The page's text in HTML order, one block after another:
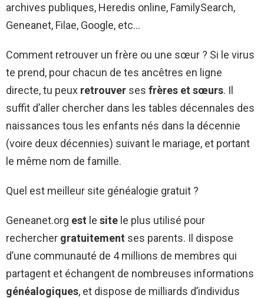
archives publiques, Heredis online, FamilySearch,
Geneanet, Filae, Google, etc…
Comment retrouver un frère ou une sœur ? Si le virus
te prend, pour chacun de tes ancêtres en ligne
directe, tu peux retrouver ses frères et sœurs. Il
suffit d’aller chercher dans les tables décennales des
naissances tous les enfants nés dans la décennie
(voire deux décennies) suivant le mariage, et portant
le même nom de famille.
Quel est meilleur site généalogie gratuit ?
Geneanet.org est le site le plus utilisé pour
rechercher gratuitement ses parents. Il dispose
d’une communauté de 4 millions de membres qui
partagent et échangent de nombreuses informations
généalogiques, et dispose de milliards d’individus